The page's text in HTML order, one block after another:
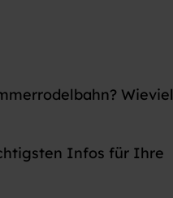
Wieviel
Infos für Ihre